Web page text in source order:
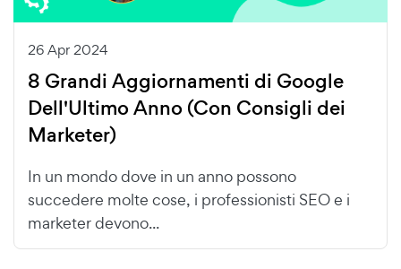
26 Apr 2024
8 Grandi Aggiornamenti di Google
Dell'Ultimo Anno (Con Consigli dei
Marketer)
In un mondo dove in un anno possono
succedere molte cose, i professionisti SEO e i
marketer devono...